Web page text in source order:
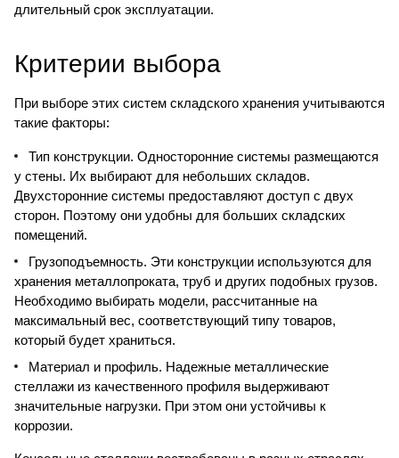
длительный срок эксплуатации.
Критерии выбора
При выборе этих систем складского хранения учитываются
такие факторы:
Тип конструкции. Односторонние системы размещаются
у стены. Их выбирают для небольших складов.
Двухсторонние системы предоставляют доступ с двух
сторон. Поэтому они удобны для больших складских
помещений.
Грузоподъемность. Эти конструкции используются для
хранения металлопроката, труб и других подобных грузов.
Необходимо выбирать модели, рассчитанные на
максимальный вес, соответствующий типу товаров,
который будет храниться.
Материал и профиль. Надежные металлические
стеллажи из качественного профиля выдерживают
значительные нагрузки. При этом они устойчивы к
коррозии.